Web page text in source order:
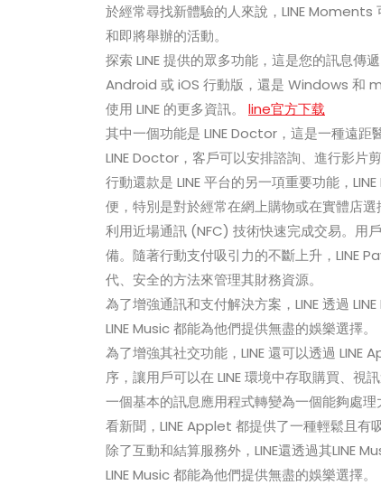
於經常尋找新體驗的人來說，LINE
和即將舉辦的活動。
探索 LINE 提供的眾多功能，這是您的訊息傳
Android 或 iOS 行動版，還是 Windows 和
使用 LINE 的更多資訊。 line官方下载
其中一個功能是 LINE Doctor，這是一種遠
LINE Doctor，客戶可以安排諮詢、進行影片
行動還款是 LINE 平台的另一項重要功能，
便，特別是對於經常在網上購物或在實體店
利用近場通訊 (NFC) 技術快速完成交易。用
備。隨著行動支付吸引力的不斷上升，LINE
代、安全的方法來管理其財務資源。
為了增強通訊和支付解決方案，LINE 透過
LINE Music 都能為他們提供無盡的娛樂選擇。
為了增強其社交功能，LINE 還可以透過
序，讓用戶可以在 LINE 環境中存取購買、視
一個基本的訊息應用程式轉變為一個能夠處
看新聞，LINE Applet 都提供了一種輕鬆且有
除了互動和結算服務外，LINE還透過其LINE
LINE Music 都能為他們提供無盡的娛樂選擇。